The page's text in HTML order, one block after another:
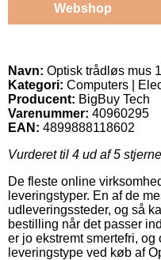
Webshop
Navn: Optisk trådløs mus
Kategori: Computers |
Producent: BigBuy Tech
Varenummer: 40960295
EAN: 4899888118602
Vurderet til 4 ud af 5
De fleste online
leveringstyper. En af de
udleveringssteder, og så
bestilling når det passer
er jo ekstremt smertefri,
leveringstype ved køb af